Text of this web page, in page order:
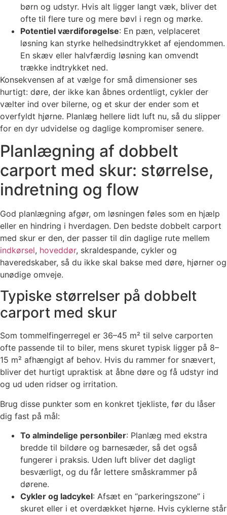
børn og udstyr. Hvis alt ligger langt væk, bliver det
ofte til flere ture og mere bøvl i regn og mørke.
Potentiel værdiforøgelse: En pæn, velplaceret
løsning kan styrke helhedsindtrykket af ejendommen.
En skæv eller halvfærdig løsning kan omvendt
trække indtrykket ned.
Konsekvensen af at vælge for små dimensioner ses
hurtigt: døre, der ikke kan åbnes ordentligt, cykler der
vælter ind over bilerne, og et skur der ender som et
overfyldt hjørne. Planlæg hellere lidt luft nu, så du slipper
for en dyr udvidelse og daglige kompromiser senere.
Planlægning af dobbelt
carport med skur: størrelse,
indretning og flow
God planlægning afgør, om løsningen føles som en hjælp
eller en hindring i hverdagen. Den bedste dobbelt carport
med skur er den, der passer til din daglige rute mellem
indkørsel, hoveddør, skraldespande, cykler og
haveredskaber, så du ikke skal bakse med døre, hjørner og
unødige omveje.
Typiske størrelser på dobbelt
carport med skur
Som tommelfingerregel er 36–45 m² til selve carporten
ofte passende til to biler, mens skuret typisk ligger på 8–
15 m² afhængigt af behov. Hvis du rammer for snævert,
bliver det hurtigt upraktisk at åbne døre og få udstyr ind
og ud uden ridser og irritation.
Brug disse punkter som en konkret tjekliste, før du låser
dig fast på mål:
To almindelige personbiler: Planlæg med ekstra
bredde til bildøre og barnesæder, så det også
fungerer i praksis. Uden luft bliver det dagligt
besværligt, og du får lettere småskrammer på
dørene.
Cykler og ladcykel: Afsæt en “parkeringszone” i
skuret eller i et overdækket hjørne. Hvis cyklerne står